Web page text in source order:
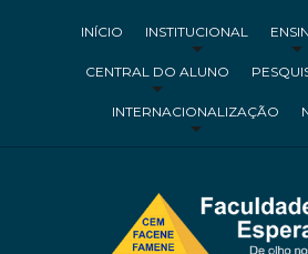
INÍCIO INSTITUCIONAL
CENTRAL DO ALUNO
INTERNACIONALIZAÇÃO